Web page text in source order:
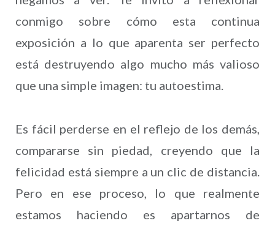
conmigo sobre cómo esta continua
exposición a lo que aparenta ser perfecto
está destruyendo algo mucho más valioso
que una simple imagen: tu autoestima.
Es fácil perderse en el reflejo de los demás,
compararse sin piedad, creyendo que la
felicidad está siempre a un clic de distancia.
Pero en ese proceso, lo que realmente
estamos haciendo es apartarnos de